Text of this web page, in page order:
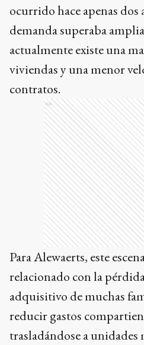
ocurrido hace apenas dos
demanda superaba
actualmente existe una
viviendas y una menor
contratos.
Ads
Para Alewaerts, este
relacionado con la
adquisitivo de muchas
reducir gastos
trasladándose a unidades